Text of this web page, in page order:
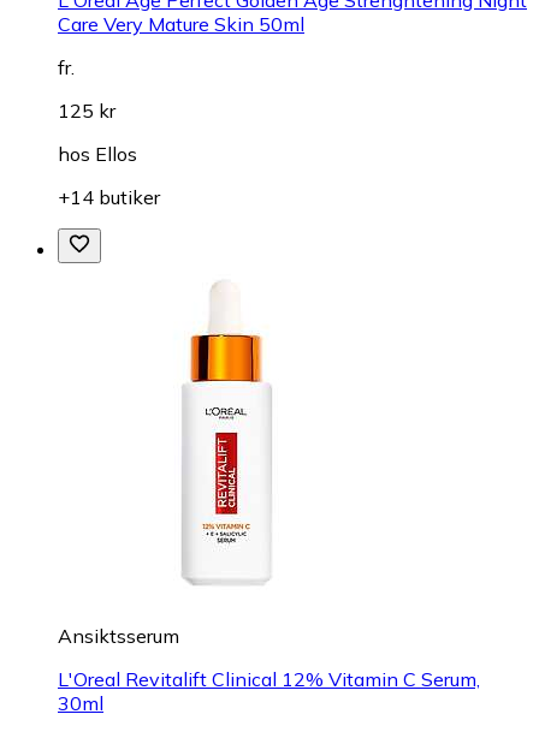
Care Very Mature Skin 50ml
fr.
125 kr
hos Ellos
+14 butiker
Ansiktsserum
L'Oreal Revitalift Clinical 12% Vitamin C Serum,
30ml